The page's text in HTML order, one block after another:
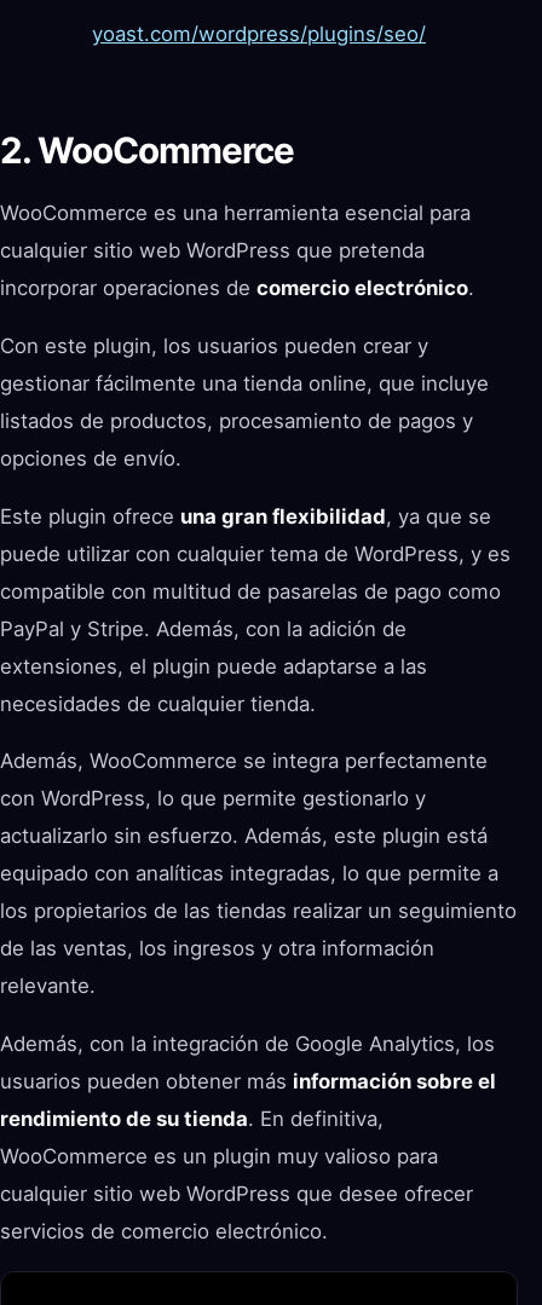
yoast.com/wordpress/plugins/seo/
2. WooCommerce
WooCommerce es una herramienta esencial para
cualquier sitio web WordPress que pretenda
incorporar operaciones de comercio electrónico.
Con este plugin, los usuarios pueden crear y
gestionar fácilmente una tienda online, que incluye
listados de productos, procesamiento de pagos y
opciones de envío.
Este plugin ofrece una gran flexibilidad, ya que se
puede utilizar con cualquier tema de WordPress, y es
compatible con multitud de pasarelas de pago como
PayPal y Stripe. Además, con la adición de
extensiones, el plugin puede adaptarse a las
necesidades de cualquier tienda.
Además, WooCommerce se integra perfectamente
con WordPress, lo que permite gestionarlo y
actualizarlo sin esfuerzo. Además, este plugin está
equipado con analíticas integradas, lo que permite a
los propietarios de las tiendas realizar un seguimiento
de las ventas, los ingresos y otra información
relevante.
Además, con la integración de Google Analytics, los
usuarios pueden obtener más información sobre el
rendimiento de su tienda. En definitiva,
WooCommerce es un plugin muy valioso para
cualquier sitio web WordPress que desee ofrecer
servicios de comercio electrónico.